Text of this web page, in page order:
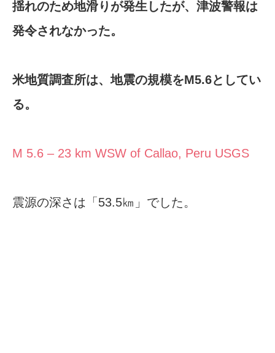
揺れのため地滑りが発生したが、津波警報は
発令されなかった。
米地質調査所は、地震の規模をM5.6としてい
る。
M 5.6 – 23 km WSW of Callao, Peru USGS
震源の深さは「53.5㎞」でした。